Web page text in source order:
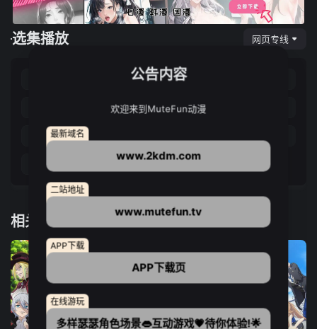
选集播放 网页专线
第02集 第03集
第06集 第07集
第09集
第13集
相关推荐
公告内容
欢迎来到MuteFun动漫
最新域名
www.2kdm.com
二站地址
www.mutefun.tv
APP下载
APP下载页
在线游玩
多样瑟瑟角色场景👄互动游戏💗待你体验!🌟